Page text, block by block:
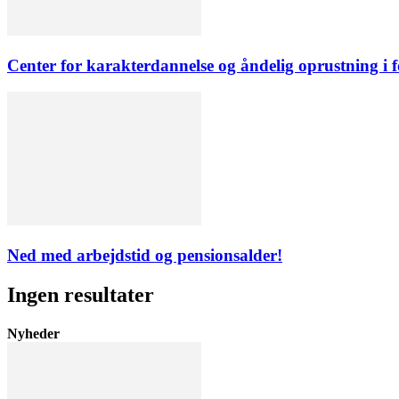
Center for karakterdannelse og åndelig oprustning i
Ned med arbejdstid og pensionsalder!
Ingen resultater
Nyheder